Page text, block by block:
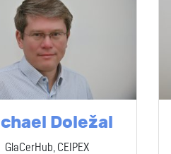
Doležal
GlaCerHub, CEIPEX